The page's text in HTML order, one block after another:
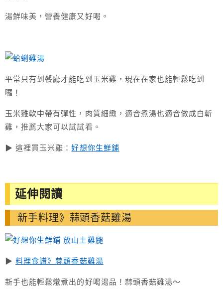
湯鮮味美，營養健康又好喝。
平常只有到餐廳才能吃到玉米雞，現在在家也能輕鬆吃到
囉！
玉米雞軟中帶有彈性，肉質細緻，適合煮湯也適合做成白斬
雞，推薦大家可以試試看。
▶ 這裡買玉米雞：好想你生鮮鋪
延伸閱讀
新手料理》蒜頭香菇雞湯
▶料理食譜》蒜頭香菇雞湯
新手也能輕鬆燉煮出的好喝湯品！蒜頭香菇雞湯～